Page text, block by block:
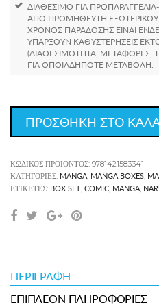
ΔΙΑΘΕΣΙΜΟ ΓΙΑ
ΑΠΌ ΠΡΟΜΗΘΕΥΤΉ ΕΞΩΤΕΡΙΚΟΎ
ΧΡΌΝΟΣ ΠΑΡΆΔΟΣΗΣ ΕΊΝΑΙ
ΥΠΆΡΞΟΥΝ ΚΑΘΥΣΤΕΡΉΣΕΙΣ
(ΔΙΑΘΕΣΙΜΌΤΗΤΑ, ΜΕΤΑΦΟΡΈΣ,
ΓΙΑ ΟΠΟΙΑΔΉΠΟΤΕ ΜΕΤΑΒΟΛΉ.
ΠΡΟΣΘΗΚΗ ΣΤΟ
ΚΩΔΙΚΌΣ ΠΡΟΪΌΝΤΟΣ: 9781421583341
ΚΑΤΗΓΟΡΊΕΣ: MANGA, MANGA BOXES,
ΕΤΙΚΈΤΕΣ: BOX SET, COMIC, MANGA,
ΠΕΡΙΓΡΑΦΉ
ΕΠΙΠΛΈΟΝ ΠΛΗΡΟΦΟΡΊΕΣ